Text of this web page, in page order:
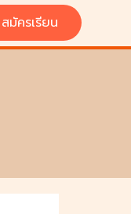
สมัครเรียน